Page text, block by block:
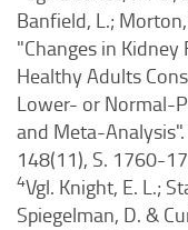
Banfield, L.;
"Changes in
Healthy Adults
Lower- or Normal-
and Meta-
148(11), S. 1760-
4Vgl. Knight, E. L.;
Spiegelman, D. &